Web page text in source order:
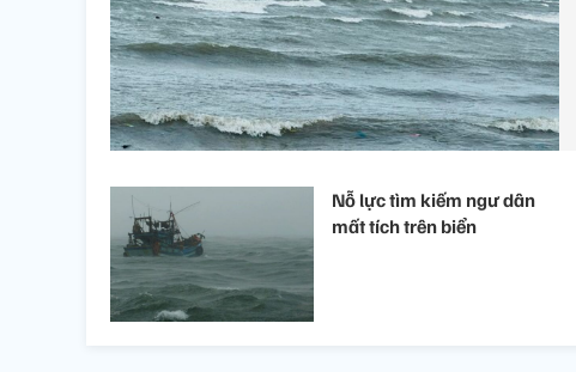
Nỗ lực tìm kiếm ngư dân
mất tích trên biển